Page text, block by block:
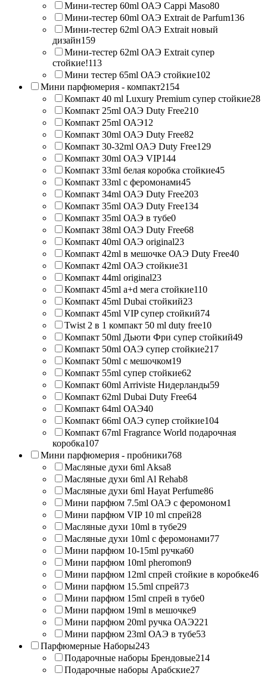
Мини-тестер 60ml ОАЭ Cappi Maso80
Мини-тестер 60ml ОАЭ Extrait de Parfum136
Мини-тестер 62ml ОАЭ Extrait новый
дизайн159
Мини-тестер 62ml ОАЭ Extrait супер
стойкие!113
Мини тестер 65ml ОАЭ стойкие102
Мини парфюмерия - компакт2154
Компакт 40 ml Luxury Premium супер стойкие28
Компакт 25ml ОАЭ Duty Free210
Компакт 25ml ОАЭ12
Компакт 30ml ОАЭ Duty Free82
Компакт 30-32ml ОАЭ Duty Free129
Компакт 30ml ОАЭ VIP144
Компакт 33ml белая коробка стойкие45
Компакт 33ml с феромонами45
Компакт 34ml ОАЭ Duty Free203
Компакт 35ml ОАЭ Duty Free134
Компакт 35ml ОАЭ в тубе0
Компакт 38ml ОАЭ Duty Free68
Компакт 40ml ОАЭ original23
Компакт 42ml в мешочке ОАЭ Duty Free40
Компакт 42ml ОАЭ стойкие31
Компакт 44ml original23
Компакт 45ml a+d мега стойкие110
Компакт 45ml Dubai стойкий23
Компакт 45ml VIP супер стойкий74
Twist 2 в 1 компакт 50 ml duty free10
Компакт 50ml Дьюти Фри супер стойкий49
Компакт 50ml ОАЭ супер стойкие217
Компакт 50ml с мешочком19
Компакт 55ml супер стойкие62
Компакт 60ml Arriviste Нидерланды59
Компакт 62ml Dubai Duty Free64
Компакт 64ml ОАЭ40
Компакт 66ml ОАЭ супер стойкие104
Компакт 67ml Fragrance World подарочная
коробка107
Мини парфюмерия - пробники768
Масляные духи 6ml Aksa8
Масляные духи 6ml Al Rehab8
Масляные духи 6ml Hayat Perfume86
Мини парфюм 7.5ml ОАЭ с феромоном1
Мини парфюм VIP 10 ml спрей28
Масляные духи 10ml в тубе29
Масляные духи 10ml с феромонами77
Мини парфюм 10-15ml ручка60
Мини парфюм 10ml pheromon9
Мини парфюм 12ml спрей стойкие в коробке46
Мини парфюм 15.5ml спрей73
Мини парфюм 15ml спрей в тубе0
Мини парфюм 19ml в мешочке9
Мини парфюм 20ml ручка ОАЭ221
Мини парфюм 23ml ОАЭ в тубе53
Парфюмерные Наборы243
Подарочные наборы Брендовые214
Подарочные наборы Арабские27